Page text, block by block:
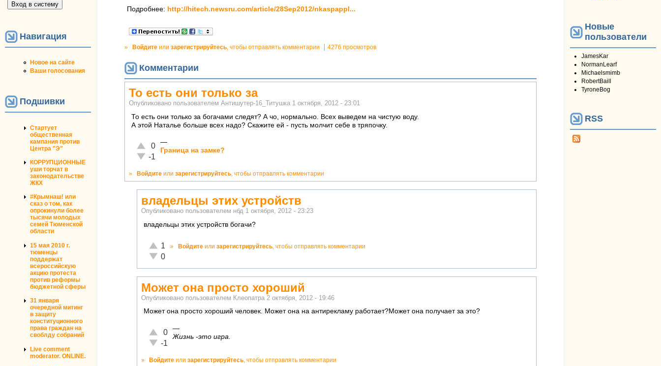
Навигация
Новое на сайте
Ваши голосования
Подшивки
Стартует
общественная
кампания против
Центра "Э"
КОРРУПЦИОННЫЕ
уши торчат в
законодательстве
ЖКХ
#Крымнаш! или
сказ о том, как
опрокинули более
тысячи молодых
семей Тюменской
области
15 мая 2010 г.
тюменцы
поддержат
всероссийскую
акцию протеста
против реформы
бюджетной сферы
31 января
очередной митинг
в защиту
конституционного
права граждан на
своблду собраний
Live comment
moderator. ONLINE.
Подробнее: http://hitech.newsru.com/article/28Sep2012/nkaspappl...
» Войдите или зарегистрируйтесь, чтобы отправлять комментарии 4276 просмотров
Комментарии
То есть они только за
Опубликовано пользователем Антишутер-16_Титушка 1 октября, 2012 - 23:01
То есть они только за богачами следят? А чо, нормально. Всех выведем на чистую воду.
А этой Наталье больше всех надо? Скажите ей - пусть молчит себе в тряпочку.
Отлично!
0
Неадекватно!
-1
—
Граница на замке?
» Войдите или зарегистрируйтесь, чтобы отправлять комментарии
владельцы этих устройств
Опубликовано пользователем нбд 1 октября, 2012 - 23:23
владельцы этих устройств богачи?
Отлично!
1
Неадекватно!
0
» Войдите или зарегистрируйтесь, чтобы отправлять комментарии
Может она просто хороший
Опубликовано пользователем Клеопатра 2 октября, 2012 - 19:46
Может она просто хороший человек. Может она на антирекламу работает?Может она получает за это?
Отлично!
0
Неадекватно!
-1
—
Жизнь -это игра.
» Войдите или зарегистрируйтесь, чтобы отправлять комментарии
Новые
пользователи
JamesKar
NormanLearf
Michaelsmimb
RobertBaill
TyroneBog
RSS